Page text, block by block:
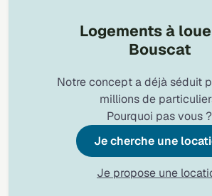
Logements à
Bouscat
Notre concept a déjà séduit
millions de
Pourquoi pas vous ?
Je cherche une
Je propose une